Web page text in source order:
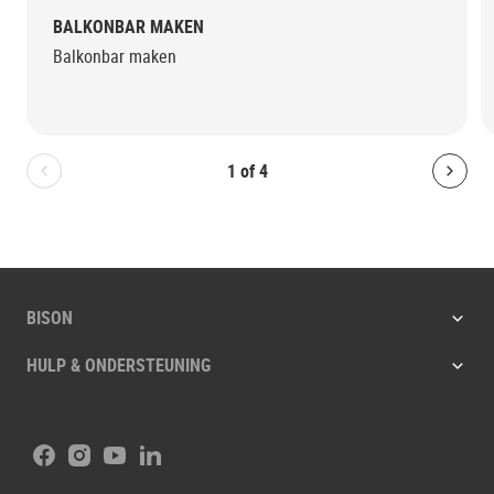
1 of 4
Bolton.General.PreviousSlide
BALKONBAR MAKEN
Balkonbar maken
BISON
HULP & ONDERSTEUNING
Facebook
Instagram
YoutubeLinkedIn